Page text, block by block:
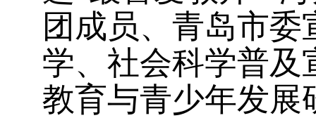
团成员、青岛市
学、社会科学普及
教育与青少年发展